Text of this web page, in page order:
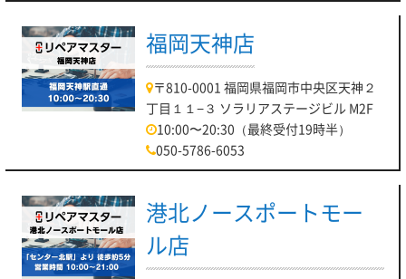
福岡天神店
〒810-0001 福岡県福岡市中央区天神２
丁目１１−３ ソラリアステージビル M2F
10:00〜20:30（最終受付19時半）
050-5786-6053
港北ノースポートモー
ル店